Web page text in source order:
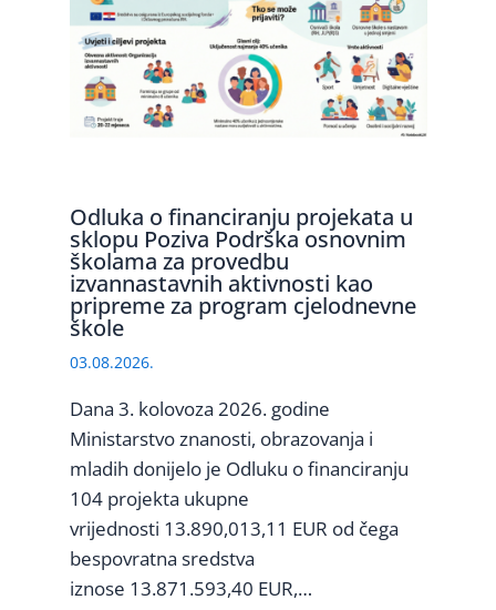
Odluka o financiranju projekata u
sklopu Poziva Podrška osnovnim
školama za provedbu
izvannastavnih aktivnosti kao
pripreme za program cjelodnevne
škole
03.08.2026.
Dana 3. kolovoza 2026. godine
Ministarstvo znanosti, obrazovanja i
mladih donijelo je Odluku o financiranju
104 projekta ukupne
vrijednosti 13.890,013,11 EUR od čega
bespovratna sredstva
iznose 13.871.593,40 EUR,…